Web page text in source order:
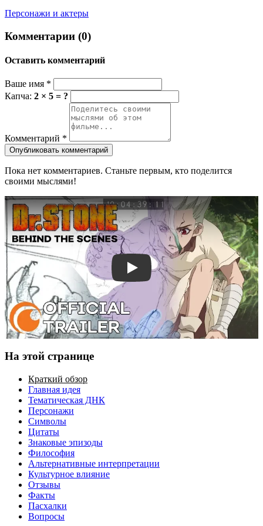
Персонажи и актеры
Комментарии (0)
Оставить комментарий
Ваше имя *
Капча: 2 × 5 = ?
Комментарий *
Опубликовать комментарий
Пока нет комментариев. Станьте первым, кто поделится
своими мыслями!
Смотреть трейлер
На этой странице
Краткий обзор
Главная идея
Тематическая ДНК
Персонажи
Символы
Цитаты
Знаковые эпизоды
Философия
Альтернативные интерпретации
Культурное влияние
Отзывы
Факты
Пасхалки
Вопросы